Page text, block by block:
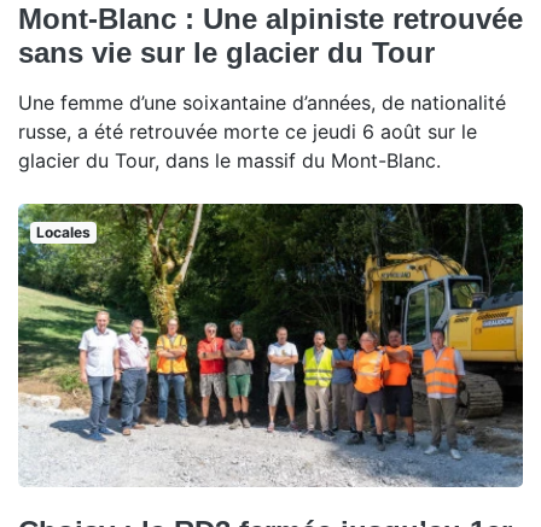
Mont-Blanc : Une alpiniste retrouvée
sans vie sur le glacier du Tour
Une femme d’une soixantaine d’années, de nationalité
russe, a été retrouvée morte ce jeudi 6 août sur le
glacier du Tour, dans le massif du Mont-Blanc.
Locales